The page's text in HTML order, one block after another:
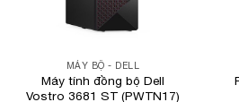
MÁY BỘ - DELL
Máy tính đồng bộ Dell
Vostro 3681 ST (PWTN17)